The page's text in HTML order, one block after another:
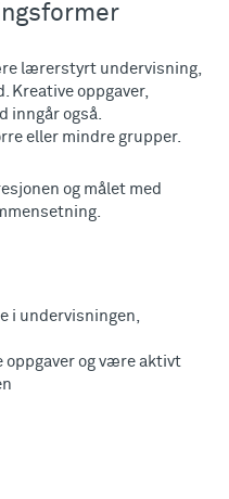
lærerstyrt undervisning,
Kreative oppgaver,
inngår også.
eller mindre grupper.
og målet med
i undervisningen,
oppgaver og være aktivt